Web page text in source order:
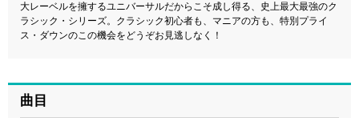
大レーベルを擁するユニバーサルだからこそ成し得る、史上最大最強のク
ラシック・シリーズ。クラシック初心者も、マニアの方も、特別プライ
ス・ダウンのこの機会をどうぞお見逃しなく！
曲目